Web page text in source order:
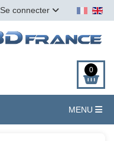
Se connecter
0
MENU